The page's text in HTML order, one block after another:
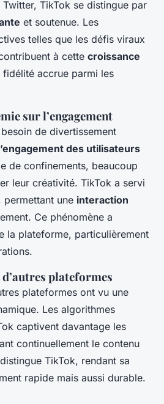
Twitter, TikTok se distingue par
et soutenue. Les
telles que les défis viraux
à cette croissance
fidélité accrue parmi les
sur l’engagement
de divertissement
des utilisateurs
de confinements, beaucoup
leur créativité. TikTok a servi
permettant une interaction
Ce phénomène a
la plateforme, particulièrement
plateformes
plateformes ont vu une
Les algorithmes
captivent davantage les
continuellement le contenu
TikTok, rendant sa
rapide mais aussi durable.